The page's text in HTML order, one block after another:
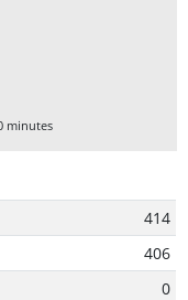
minutes
414
406
0